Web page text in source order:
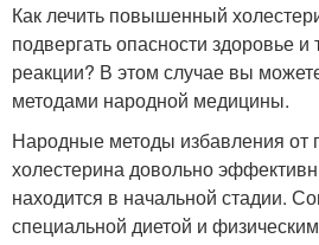
Как лечить повышенный
подвергать опасности здоровье
реакции? В этом случае вы
методами народной медицины.
Народные методы избавления от
холестерина довольно
находится в начальной стадии.
специальной диетой и